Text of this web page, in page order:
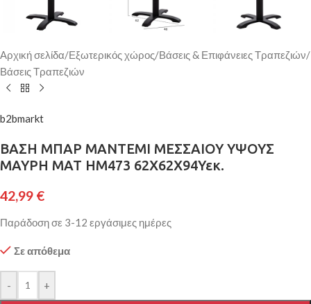
Αρχική σελίδα/Εξωτερικός χώρος/Βάσεις & Επιφάνειες Τραπεζιών/
Βάσεις Τραπεζιών
b2bmarkt
ΒΑΣΗ ΜΠΑΡ ΜΑΝΤΕΜΙ ΜΕΣΣΑΙΟΥ ΥΨΟΥΣ
ΜΑΥΡΗ ΜΑΤ HM473 62Χ62X94Υεκ.
42,99 €
Παράδοση σε 3-12 εργάσιμες ημέρες
Σε απόθεμα
- +